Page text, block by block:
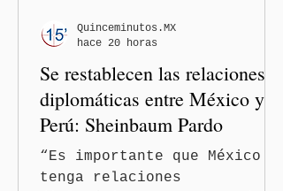
Se restablecen las relaciones
diplomáticas entre México y
Perú: Sheinbaum Pardo
“Es importante que México
tenga relaciones
Quinceminutos.MX
hace 20 horas